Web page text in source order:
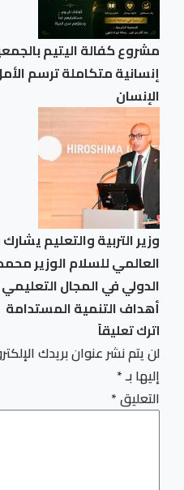
مشروع كفالة اليتيم
إنسانية متكاملة ترسم
الإنسان
وزير التربية والتعليم
العالمي للسلام الوزير
الدولي في المجال
أهداف التنمية المستدامة
اترك تعليقاً
لن يتم نشر عنوان بريدك
إليها بـ*
التعليق*